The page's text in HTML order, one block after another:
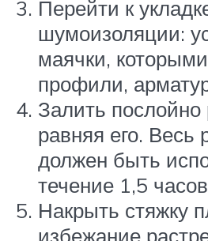
Перейти к
шумоизоляции:
маячки,
профили,
Залить послойно
равняя его. Весь
должен быть
течение 1,5
Накрыть стяжку
избежание